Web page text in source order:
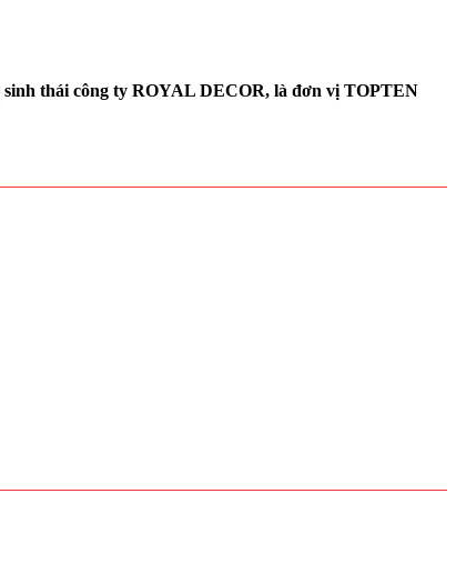
thái công ty ROYAL DECOR, là đơn vị TOPTEN